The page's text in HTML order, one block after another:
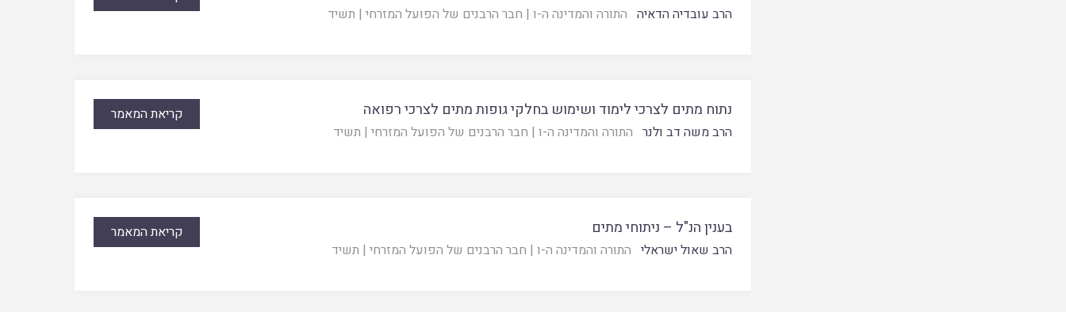
הרב עובדיה הדאיה התורה והמדינה ה-ו | חבר הרבנים של הפועל המזרחי | תשיד
נתוח מתים לצרכי לימוד ושימוש בחלקי גופות מתים לצרכי רפואה
הרב משה דב ולנר התורה והמדינה ה-ו | חבר הרבנים של הפועל המזרחי | תשיד
קריאת המאמר
בענין הנ"ל – ניתוחי מתים
הרב שאול ישראלי התורה והמדינה ה-ו | חבר הרבנים של הפועל המזרחי | תשיד
קריאת המאמר